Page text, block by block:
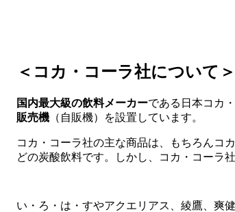
＜コカ・コーラ社について＞
国内最大級の飲料メーカーである日本コカ
販売機 （自販機）を設置しています。
コカ・コーラ社の主な商品は、もちろんコ
どの炭酸飲料です。しかし、コカ・コーラ
い・ろ・は・すやアクエリアス、綾鷹、爽